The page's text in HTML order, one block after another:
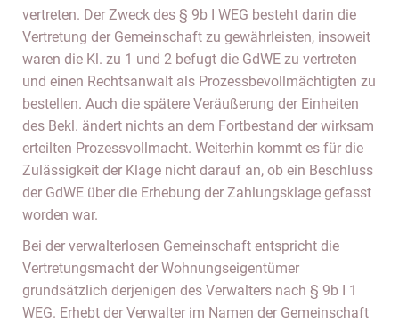
vertreten. Der Zweck des § 9b I WEG besteht darin die
Vertretung der Gemeinschaft zu gewährleisten, insoweit
waren die Kl. zu 1 und 2 befugt die GdWE zu vertreten
und einen Rechtsanwalt als Prozessbevollmächtigten zu
bestellen. Auch die spätere Veräußerung der Einheiten
des Bekl. ändert nichts an dem Fortbestand der wirksam
erteilten Prozessvollmacht. Weiterhin kommt es für die
Zulässigkeit der Klage nicht darauf an, ob ein Beschluss
der GdWE über die Erhebung der Zahlungsklage gefasst
worden war.
Bei der verwalterlosen Gemeinschaft entspricht die
Vertretungsmacht der Wohnungseigentümer
grundsätzlich derjenigen des Verwalters nach § 9b I 1
WEG. Erhebt der Verwalter im Namen der Gemeinschaft